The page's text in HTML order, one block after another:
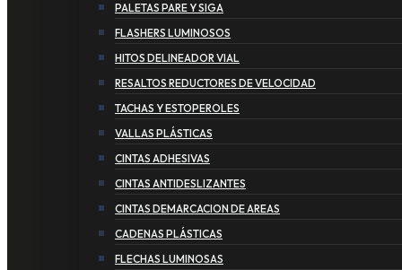
PALETAS PARE Y SIGA
FLASHERS LUMINOSOS
HITOS DELINEADOR VIAL
RESALTOS REDUCTORES DE VELOCIDAD
TACHAS Y ESTOPEROLES
VALLAS PLÁSTICAS
CINTAS ADHESIVAS
CINTAS ANTIDESLIZANTES
CINTAS DEMARCACION DE AREAS
CADENAS PLÁSTICAS
FLECHAS LUMINOSAS